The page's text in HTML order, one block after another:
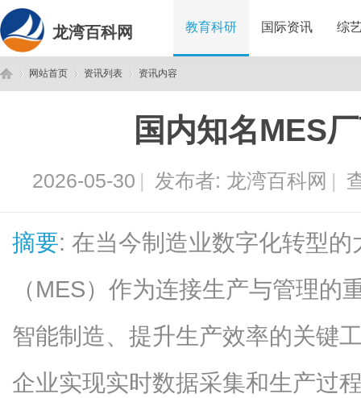
龙湾百科网 教育科研 国际资讯 综
网站首页 资讯列表 资讯内容
国内知名MES
2026-05-30 | 发布者: 龙湾百科网 |
摘要: 在当今制造业数字化转型
（MES）作为连接生产与管理
智能制造、提升生产效率的关键
企业实现实时数据采集和生产过